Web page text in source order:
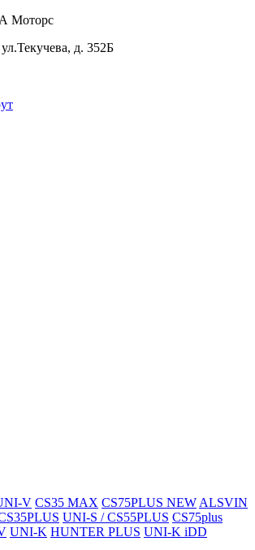
Моторс
д. 352Б
V CS35 MAX CS75PLUS NEW ALSVIN
UNI-S / CS55PLUS CS75plus
UNI-K HUNTER PLUS UNI-K iDD